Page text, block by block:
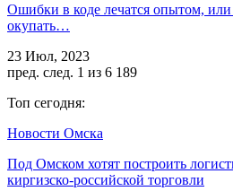
Ошибки в коде лечатся опытом,
окупать…
23 Июл, 2023
пред. след. 1 из 6 189
Топ сегодня:
Новости Омска
Под Омском хотят построить
киргизско-российской торговли